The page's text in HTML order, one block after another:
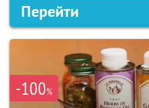
Перейти
-100%